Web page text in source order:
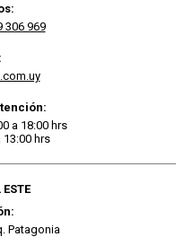
306 969
a 18:00 hrs
13:00 hrs
Patagonia